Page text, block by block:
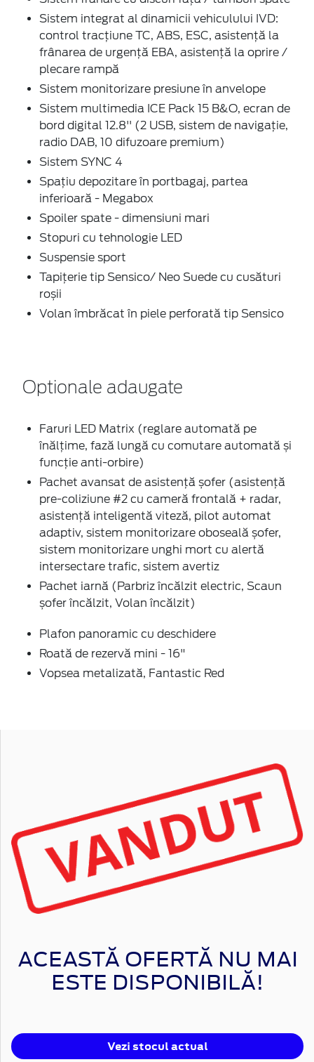
Sistem integrat al dinamicii vehiculului IVD:
control tracțiune TC, ABS, ESC, asistență la
frânarea de urgență EBA, asistență la oprire /
plecare rampă
Sistem monitorizare presiune în anvelope
Sistem multimedia ICE Pack 15 B&O, ecran de
bord digital 12.8'' (2 USB, sistem de navigație,
radio DAB, 10 difuzoare premium)
Sistem SYNC 4
Spațiu depozitare în portbagaj, partea
inferioară - Megabox
Spoiler spate - dimensiuni mari
Stopuri cu tehnologie LED
Suspensie sport
Tapițerie tip Sensico/ Neo Suede cu cusături
roșii
Volan îmbrăcat în piele perforată tip Sensico
Optionale adaugate
Faruri LED Matrix (reglare automată pe
înălțime, fază lungă cu comutare automată și
funcție anti-orbire)
Pachet avansat de asistență șofer (asistență
pre-coliziune #2 cu cameră frontală + radar,
asistență inteligentă viteză, pilot automat
adaptiv, sistem monitorizare oboseală șofer,
sistem monitorizare unghi mort cu alertă
intersectare trafic, sistem avertiz
Pachet iarnă (Parbriz încălzit electric, Scaun
șofer încălzit, Volan încălzit)
Plafon panoramic cu deschidere
Roată de rezervă mini - 16"
Vopsea metalizată, Fantastic Red
ACEASTĂ OFERTĂ NU MAI
ESTE DISPONIBILĂ!
Vezi stocul actual